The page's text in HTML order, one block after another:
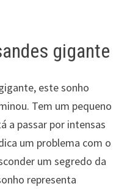
gigante
este sonho
Tem um pequeno
a passar por intensas
um problema com o
um segredo da
representa